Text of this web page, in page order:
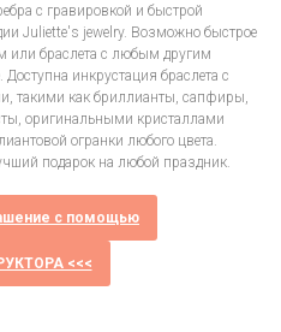
с гравировкой и быстрой
Juliette's jewelry. Возможно быстрое
или браслета с любым другим
инкрустация браслета с
такими как бриллианты, сапфиры,
оригинальными кристаллами
огранки любого цвета.
подарок на любой праздник.
с помощью
<<<